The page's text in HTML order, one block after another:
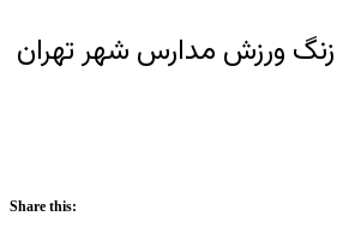
زنگ ورزش مدارس شهر تهران
Share this: